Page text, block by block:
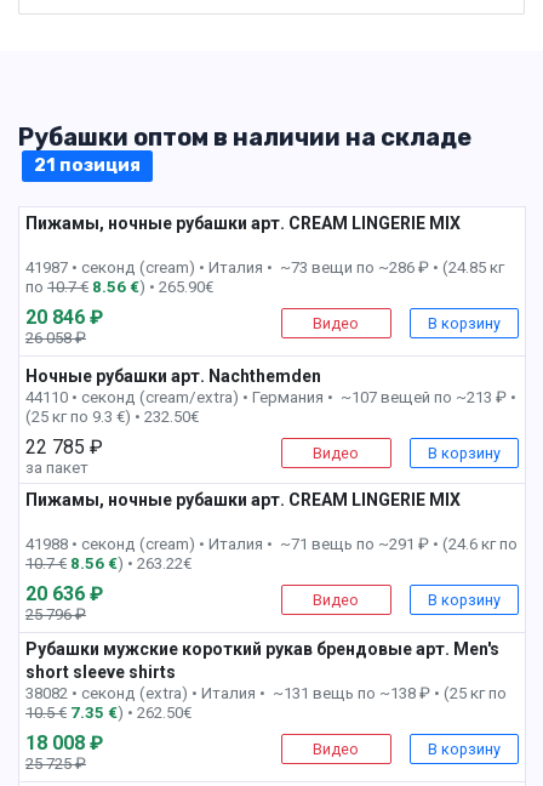
Рубашки оптом в наличии на складе
21 позиция
Пижамы, ночные рубашки арт. CREAM LINGERIE MIX
41987 • секонд (cream) • Италия • ~73 вещи по ~286 ₽ • (24.85 кг
по 10.7 € 8.56 €) • 265.90€
20 846 ₽
26 058 ₽
Видео В корзину
Ночные рубашки арт. Nachthemden
44110 • секонд (cream/extra) • Германия • ~107 вещей по ~213 ₽ •
(25 кг по 9.3 €) • 232.50€
22 785 ₽
за пакет
Видео В корзину
Пижамы, ночные рубашки арт. CREAM LINGERIE MIX
41988 • секонд (cream) • Италия • ~71 вещь по ~291 ₽ • (24.6 кг по
10.7 € 8.56 €) • 263.22€
20 636 ₽
25 796 ₽
Видео В корзину
Рубашки мужские короткий рукав брендовые арт. Men's
short sleeve shirts
38082 • секонд (extra) • Италия • ~131 вещь по ~138 ₽ • (25 кг по
10.5 € 7.35 €) • 262.50€
18 008 ₽
25 725 ₽
Видео В корзину